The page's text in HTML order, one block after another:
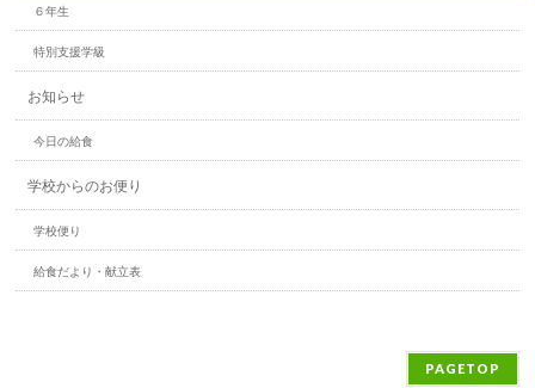
６年生
特別支援学級
お知らせ
今日の給食
学校からのお便り
学校便り
給食だより・献立表
PAGETOP